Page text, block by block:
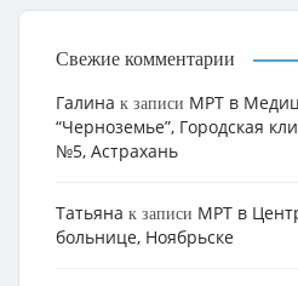
Свежие комментарии
Галина к записи МРТ в
“Черноземье”, Городская
№5, Астрахань
Татьяна к записи МРТ в
больнице, Ноябрьске